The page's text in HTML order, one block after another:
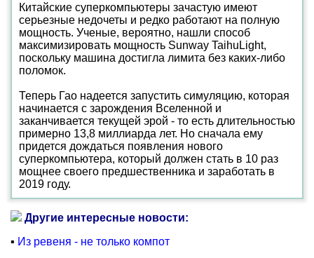
Китайские суперкомпьютеры зачастую имеют
серьезные недочеты и редко работают на полную
мощность. Ученые, вероятно, нашли способ
максимизировать мощность Sunway TaihuLight,
поскольку машина достигла лимита без каких-либо
поломок.
Теперь Гао надеется запустить симуляцию, которая
начинается с зарождения Вселенной и
заканчивается текущей эрой - то есть длительностью
примерно 13,8 миллиарда лет. Но сначала ему
придется дождаться появления нового
суперкомпьютера, который должен стать в 10 раз
мощнее своего предшественника и заработать в
2019 году.
Другие интересные новости:
▪ Из ревеня - не только компот